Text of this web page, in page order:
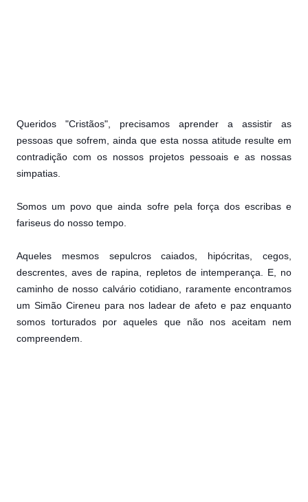
Queridos "Cristãos", precisamos aprender a assistir as
pessoas que sofrem, ainda que esta nossa atitude resulte em
contradição com os nossos projetos pessoais e as nossas
simpatias.
Somos um povo que ainda sofre pela força dos escribas e
fariseus do nosso tempo.
Aqueles mesmos sepulcros caiados, hipócritas,
cegos,
descrentes, aves de rapina, repletos de intemperança. E, no
caminho de nosso calvário cotidiano, raramente encontramos
um Simão Cireneu para nos ladear de afeto e paz enquanto
somos torturados por aqueles que não nos aceitam nem
compreendem.